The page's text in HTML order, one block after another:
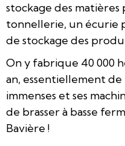
stockage des
tonnellerie, un écurie
de stockage des
On y fabrique 40 000
an, essentiellement de
immenses et ses
de brasser à basse
Bavière !